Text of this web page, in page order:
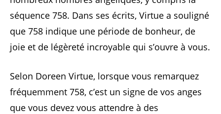
séquence 758. Dans ses écrits, Virtue a souligné
que 758 indique une période de bonheur, de
joie et de légèreté incroyable qui s’ouvre à vous.
Selon Doreen Virtue, lorsque vous remarquez
fréquemment 758, c’est un signe de vos anges
que vous devez vous attendre à des